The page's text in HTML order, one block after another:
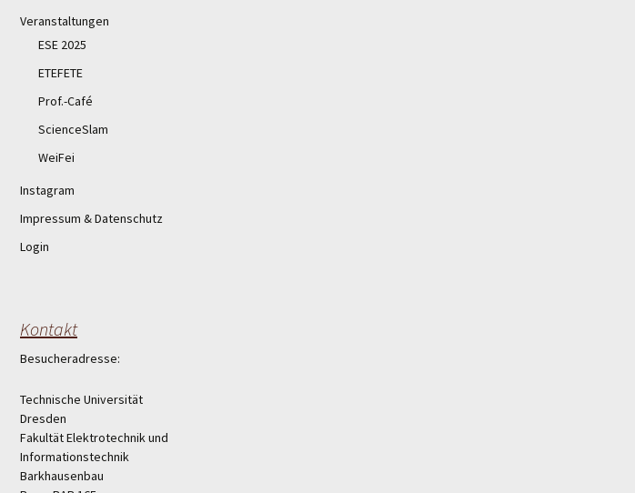
Veranstaltungen
ESE 2025
ETEFETE
Prof.-Café
ScienceSlam
WeiFei
Instagram
Impressum & Datenschutz
Login
Kontakt
Besucheradresse:
Technische Universität
Dresden
Fakultät Elektrotechnik und
Informationstechnik
Barkhausenbau